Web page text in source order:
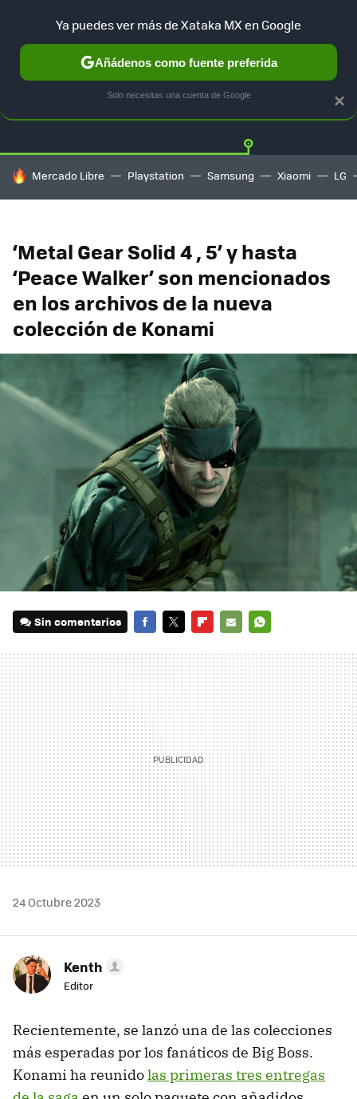
Twitter
HOY SE HABLA DE
Mercado Libre Playstation Samsung Xiaomi LG
‘Metal Gear Solid 4 , 5’ y hasta
‘Peace Walker’ son mencionados
en los archivos de la nueva
colección de Konami
Sin comentarios
MAIL
24 Octubre 2023
Kenth
Editor
Recientemente, se lanzó una de las colecciones
más esperadas por los fanáticos de Big Boss.
Konami ha reunidolas primeras tres entregas
×
Ya puedes ver más de Xataka MX en Google
Añádenos como fuente preferida
Solo necesitas una cuenta de Google